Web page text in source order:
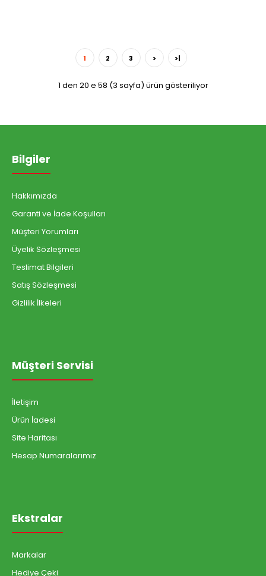
1 2 3 > >|
1 den 20 e 58 (3 sayfa) ürün gösteriliyor
Bilgiler
Hakkımızda
Garanti ve İade Koşulları
Müşteri Yorumları
Üyelik Sözleşmesi
Teslimat Bilgileri
Satış Sözleşmesi
Gizlilik İlkeleri
Müşteri Servisi
İletişim
Ürün İadesi
Site Haritası
Hesap Numaralarımız
Ekstralar
Markalar
Hediye Çeki